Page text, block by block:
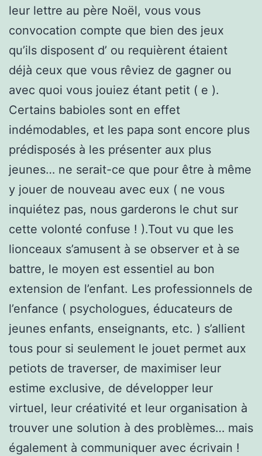
leur lettre au père Noël, vous vous
convocation compte que bien des jeux
qu’ils disposent d’ ou requièrent étaient
déjà ceux que vous rêviez de gagner ou
avec quoi vous jouiez étant petit ( e ).
Certains babioles sont en effet
indémodables, et les papa sont encore plus
prédisposés à les présenter aux plus
jeunes… ne serait-ce que pour être à même
y jouer de nouveau avec eux ( ne vous
inquiétez pas, nous garderons le chut sur
cette volonté confuse ! ).Tout vu que les
lionceaux s’amusent à se observer et à se
battre, le moyen est essentiel au bon
extension de l’enfant. Les professionnels de
l’enfance ( psychologues, éducateurs de
jeunes enfants, enseignants, etc. ) s’allient
tous pour si seulement le jouet permet aux
petiots de traverser, de maximiser leur
estime exclusive, de développer leur
virtuel, leur créativité et leur organisation à
trouver une solution à des problèmes… mais
également à communiquer avec écrivain !